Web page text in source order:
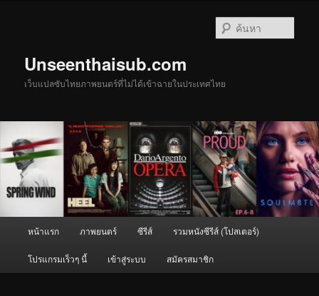
Unseenthaisub.com
เว็บแปลซับไทยภาพยนตร์ที่ไม่ได้เข้าฉายในประเทศไทย
หน้าแรก ภาพยนตร์ ซีรีส์ รวมหนังซีรีส์ (โปสเตอร์)
โปรแกรมเร็วๆ นี้ เข้าสู่ระบบ สมัครสมาชิก